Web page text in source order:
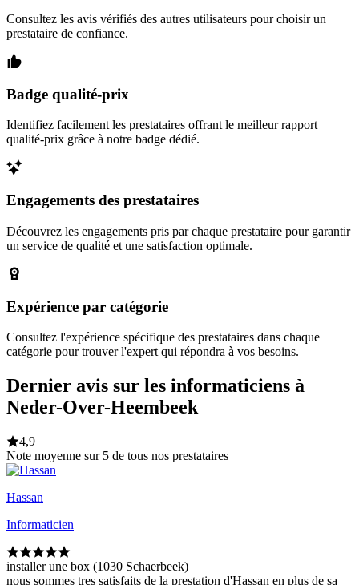
Consultez les avis vérifiés des autres utilisateurs pour choisir un
prestataire de confiance.
Badge qualité-prix
Identifiez facilement les prestataires offrant le meilleur rapport
qualité-prix grâce à notre badge dédié.
Engagements des prestataires
Découvrez les engagements pris par chaque prestataire pour garantir
un service de qualité et une satisfaction optimale.
Expérience par catégorie
Consultez l'expérience spécifique des prestataires dans chaque
catégorie pour trouver l'expert qui répondra à vos besoins.
Dernier avis sur les informaticiens à
Neder-Over-Heembeek
4,9
Note moyenne sur 5 de tous nos prestataires
Hassan
Informaticien
installer une box (1030 Schaerbeek)
nous sommes tres satisfaits de la prestation d'Hassan en plus de sa